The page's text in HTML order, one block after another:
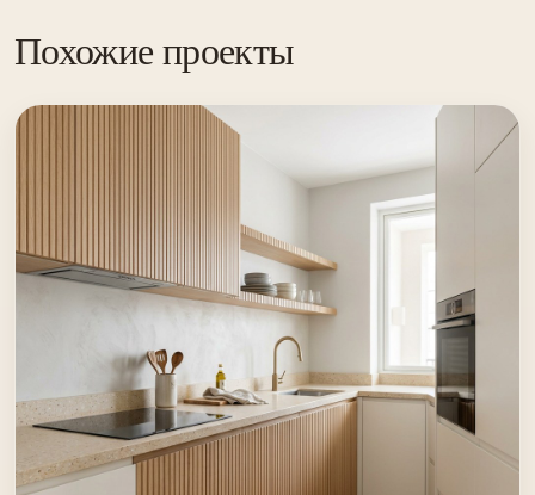
Похожие проекты